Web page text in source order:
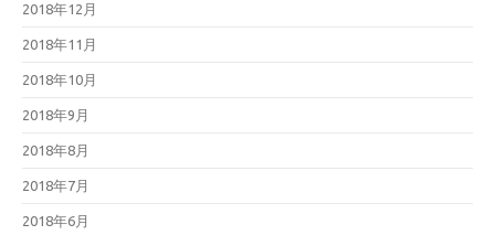
2018年12月
2018年11月
2018年10月
2018年9月
2018年8月
2018年7月
2018年6月